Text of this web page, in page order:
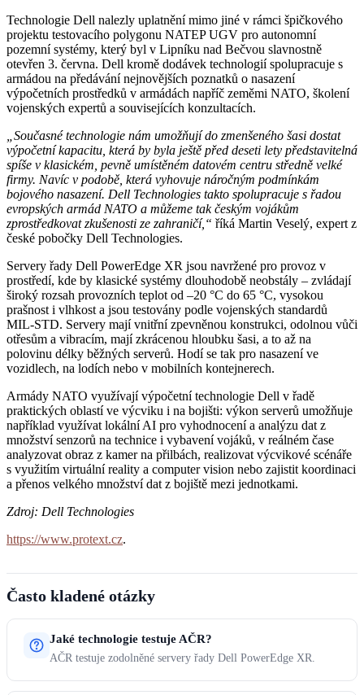
Technologie Dell nalezly uplatnění mimo jiné v rámci špičkového
projektu testovacího polygonu NATEP UGV pro autonomní
pozemní systémy, který byl v Lipníku nad Bečvou slavnostně
otevřen 3. června. Dell kromě dodávek technologií spolupracuje s
armádou na předávání nejnovějších poznatků o nasazení
výpočetních prostředků v armádách napříč zeměmi NATO, školení
vojenských expertů a souvisejících konzultacích.
„Současné technologie nám umožňují do zmenšeného šasi dostat
výpočetní kapacitu, která by byla ještě před deseti lety představitelná
spíše v klasickém, pevně umístěném datovém centru středně velké
firmy. Navíc v podobě, která vyhovuje náročným podmínkám
bojového nasazení. Dell Technologies takto spolupracuje s řadou
evropských armád NATO a můžeme tak českým vojákům
zprostředkovat zkušenosti ze zahraničí,“ říká Martin Veselý, expert z
české pobočky Dell Technologies.
Servery řady Dell PowerEdge XR jsou navržené pro provoz v
prostředí, kde by klasické systémy dlouhodobě neobstály – zvládají
široký rozsah provozních teplot od –20 °C do 65 °C, vysokou
prašnost i vlhkost a jsou testovány podle vojenských standardů
MIL-STD. Servery mají vnitřní zpevněnou konstrukci, odolnou vůči
otřesům a vibracím, mají zkrácenou hloubku šasi, a to až na
polovinu délky běžných serverů. Hodí se tak pro nasazení ve
vozidlech, na lodích nebo v mobilních kontejnerech.
Armády NATO využívají výpočetní technologie Dell v řadě
praktických oblastí ve výcviku i na bojišti: výkon serverů umožňuje
například využívat lokální AI pro vyhodnocení a analýzu dat z
množství senzorů na technice i vybavení vojáků, v reálném čase
analyzovat obraz z kamer na přilbách, realizovat výcvikové scénáře
s využitím virtuální reality a computer vision nebo zajistit koordinaci
a přenos velkého množství dat z bojiště mezi jednotkami.
Zdroj: Dell Technologies
https://www.protext.cz.
Často kladené otázky
Jaké technologie testuje AČR?
AČR testuje zodolněné servery řady Dell PowerEdge XR.